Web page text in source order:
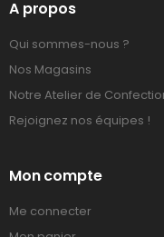
A propos
Qui sommes-nous ?
Nos Magasins
Notre Atelier de
Rejoignez nos équipes !
Mon compte
Me connecter